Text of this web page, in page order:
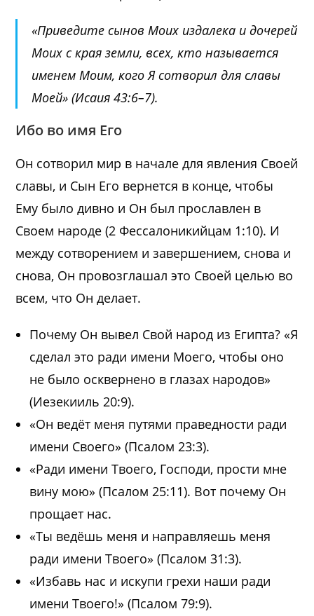
«Приведите сынов Моих издалека и дочерей
Моих с края земли, всех, кто называется
именем Моим, кого Я сотворил для славы
Моей» (Исаия 43:6–7).
Ибо во имя Его
Он сотворил мир в начале для явления Своей
славы, и Сын Его вернется в конце, чтобы
Ему было дивно и Он был прославлен в
Своем народе (2 Фессалоникийцам 1:10). И
между сотворением и завершением, снова и
снова, Он провозглашал это Своей целью во
всем, что Он делает.
Почему Он вывел Свой народ из Египта? «Я
сделал это ради имени Моего, чтобы оно
не было осквернено в глазах народов»
(Иезекииль 20:9).
«Он ведёт меня путями праведности ради
имени Своего» (Псалом 23:3).
«Ради имени Твоего, Господи, прости мне
вину мою» (Псалом 25:11). Вот почему Он
прощает нас.
«Ты ведёшь меня и направляешь меня
ради имени Твоего» (Псалом 31:3).
«Избавь нас и искупи грехи наши ради
имени Твоего!» (Псалом 79:9).